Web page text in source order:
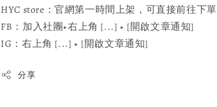
HYC store：官網第一時間上架，可直接前往下單
FB：加入社團▶️右上角 [...] ▶️ [開啟文章通知]
IG：右上角 [...] ▶️ [開啟文章通知]
分享